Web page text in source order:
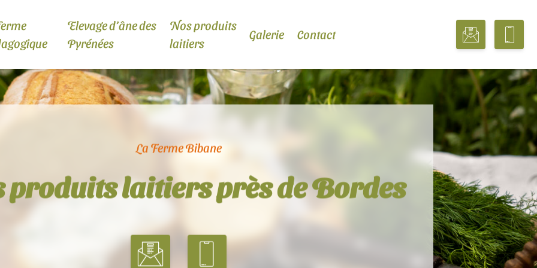
Elevage d’âne des
Pyrénées
Nos produits
laitiers
Galerie Contact
La Ferme Bibane
produits laitiers près de Bordes